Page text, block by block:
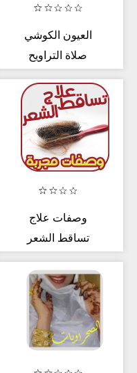
العيون الكوشي
صلاة التراويح
وصفات علاج
تساقط الشعر